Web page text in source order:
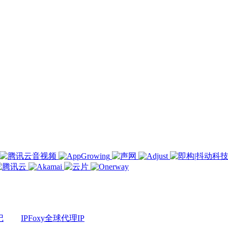
IPFoxy全球代理IP